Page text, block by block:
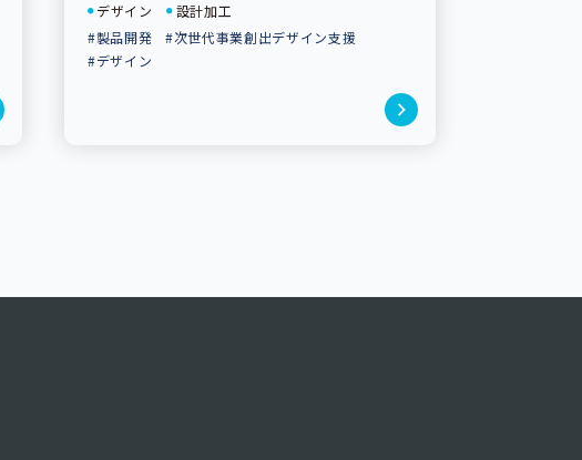
デザイン
設計加工
#製品開発
#次世代事業創出デザイン支援
#デザイン